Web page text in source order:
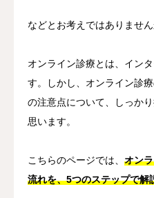
などとお考えではありません
オンライン診療とは、イン
す。しかし、オンライン診
の注意点について、しっか
思います。
こちらのページでは、 オン
流れを、5つのステップで解